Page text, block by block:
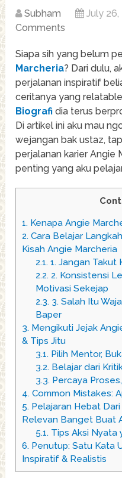
Subham July 26,
Comments
Siapa sih yang belum
Marcheria? Dari dulu,
perjalanan inspiratif
ceritanya yang
Biografi dia terus
Di artikel ini aku mau
wejangan bak ustaz,
perjalanan karier Angie
penting yang aku
1. Kenapa Angie
2. Cara Belajar
Kisah Angie Marcheria
2.1.1. Jangan Takut
2.2.2. Konsistensi
Motivasi Sekejap
2.3.3. Salah Itu
Baper
3. Mengikuti Jejak
& Tips Jitu
3.1.Pilih Mentor,
3.2.Belajar dari
3.3.Percaya
4. Common Mistakes:
5. Pelajaran Hebat
Relevan Banget Buat
5.1.Tips Aksi Nyata
6. Penutup: Satu Kata
Inspiratif & Realistis